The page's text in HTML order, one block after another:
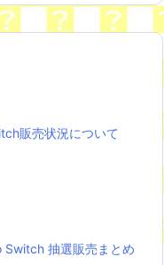
販売状況について
Switch 抽選販売まとめ